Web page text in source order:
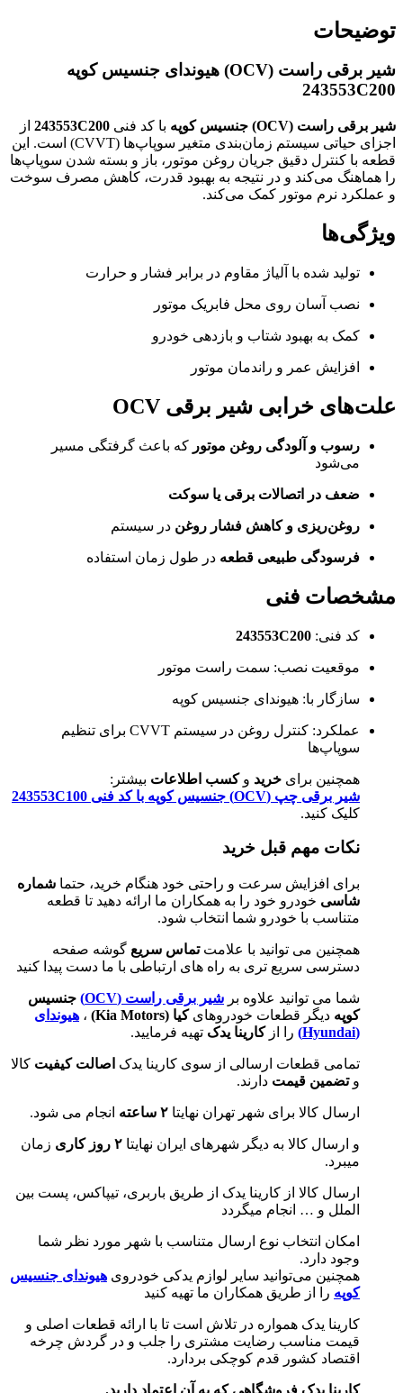
توضیحات
شیر برقی راست (OCV) هیوندای جنسیس کوپه
243553C200
شیر برقی راست (OCV) جنسیس کوپه با کد فنی 243553C200 از
اجزای حیاتی سیستم زمان‌بندی متغیر سوپاپ‌ها (CVVT) است. این
قطعه با کنترل دقیق جریان روغن موتور، باز و بسته شدن سوپاپ‌ها
را هماهنگ می‌کند و در نتیجه به بهبود قدرت، کاهش مصرف سوخت
و عملکرد نرم موتور کمک می‌کند.
ویژگی‌ها
تولید شده با آلیاژ مقاوم در برابر فشار و حرارت
نصب آسان روی محل فابریک موتور
کمک به بهبود شتاب و بازدهی خودرو
افزایش عمر و راندمان موتور
علت‌های خرابی شیر برقی OCV
رسوب و آلودگی روغن موتور که باعث گرفتگی مسیر
می‌شود
ضعف در اتصالات برقی یا سوکت
روغن‌ریزی و کاهش فشار روغن در سیستم
فرسودگی طبیعی قطعه در طول زمان استفاده
مشخصات فنی
کد فنی: 243553C200
موقعیت نصب: سمت راست موتور
سازگار با: هیوندای جنسیس کوپه
عملکرد: کنترل روغن در سیستم CVVT برای تنظیم
سوپاپ‌ها
همچنین برای خرید وکسب اطلاعات بیشتر:
شیر برقی چپ (OCV) جنسیس کوپه با کد فنی 243553C100
کلیک کنید.
نکات مهم قبل خرید
برای افزایش سرعت و راحتی خود هنگام خرید، حتما شماره
شاسی خودرو خود را به همکاران ما ارائه دهید تا قطعه
متناسب با خودرو شما انتخاب شود.
همچنین می توانید با علامتتماس سریع گوشه صفحه
دسترسی سریع تری به راه های ارتباطی با ما دست پیدا کنید
شما می توانید علاوه بر شیر برقی راست (OCV)
جنسیس
کوپه دیگر قطعات خودروهایکیا (Kia Motors
) ، هیوندای
(
Hyundai
) را ازکارینا یدک تهیه فرمایید.
تمامی قطعات ارسالی از سوی کارینا یدک اصالت کیفیت کالا
وتضمین قیمت دارند.
ارسال کالا برای شهر تهران نهایتا ۲ ساعته انجام می شود.
و ارسال کالا به دیگر شهرهای ایران نهایتا ۲ روز کاری
زمان
میبرد.
ارسال کالا از کارینا یدک از طریق باربری، تیپاکس، پست بین
الملل و … انجام میگردد
امکان انتخاب نوع ارسال متناسب با شهر مورد نظر شما
وجود دارد.
همچنین می‌توانید سایر لوازم یدکی خودروی هیوندای جنسیس
کوپه را از طریق همکاران ما تهیه کنید
کارینا یدک همواره در تلاش است تا با ارائه قطعات اصلی و
قیمت مناسب رضایت مشتری را جلب و در گردش چرخه
اقتصاد کشور قدم کوچکی بردارد.
کارینا یدک فروشگاهی که به آن اعتماد دارید.